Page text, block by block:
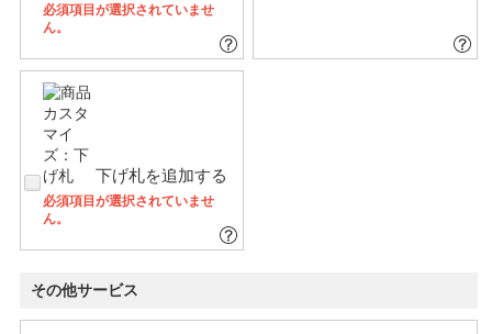
必須項目が選択されていませ
ん。
下げ札を追加する
必須項目が選択されていませ
ん。
その他サービス